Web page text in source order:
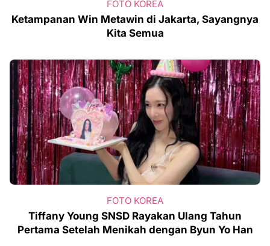
FOTO KOREA
Ketampanan Win Metawin di Jakarta, Sayangnya
Kita Semua
FOTO KOREA
Tiffany Young SNSD Rayakan Ulang Tahun
Pertama Setelah Menikah dengan Byun Yo Han